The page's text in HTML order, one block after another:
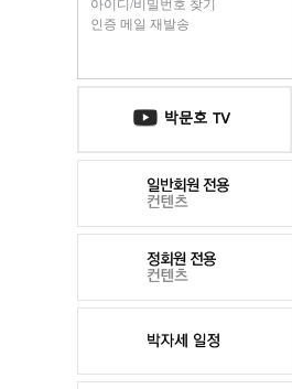
아이디/비밀번호 찾기
인증 메일 재발송